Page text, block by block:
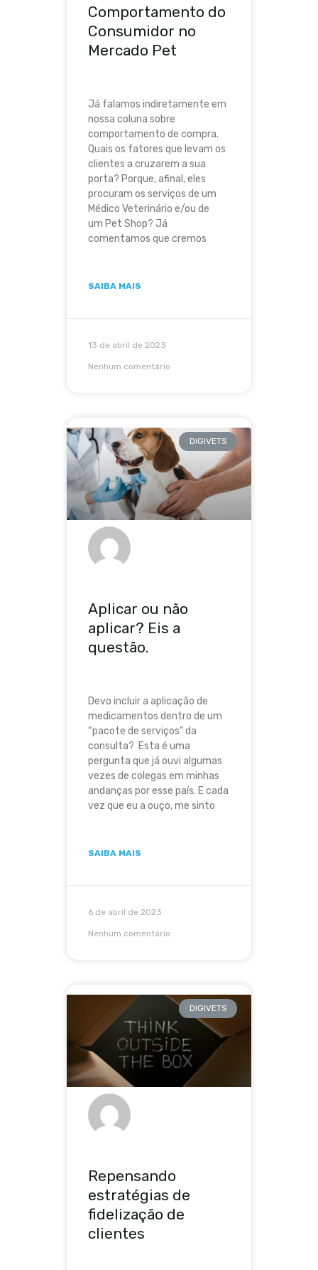
Comportamento do
Consumidor no
Mercado Pet
Já falamos indiretamente em
nossa coluna sobre
comportamento de compra.
Quais os fatores que levam os
clientes a cruzarem a sua
porta? Porque, afinal, eles
procuram os serviços de um
Médico Veterinário e/ou de
um Pet Shop? Já
comentamos que cremos
SAIBA MAIS
13 de abril de 2023
Nenhum comentário
DIGIVETS
Aplicar ou não
aplicar? Eis a
questão.
Devo incluir a aplicação de
medicamentos dentro de um
“pacote de serviços” da
consulta? Esta é uma
pergunta que já ouvi algumas
vezes de colegas em minhas
andanças por esse país. E cada
vez que eu a ouço, me sinto
SAIBA MAIS
6 de abril de 2023
Nenhum comentário
DIGIVETS
Repensando
estratégias de
fidelização de
clientes